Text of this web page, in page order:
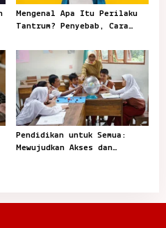
Mengenal Apa Itu Perilaku
Tantrum? Penyebab, Cara
Pendidikan untuk Semua:
Mewujudkan Akses dan